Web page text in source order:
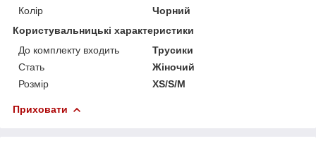
Колір
Чорний
Користувальницькі характеристики
До комплекту входить
Трусики
Стать
Жіночий
Розмір
XS/S/M
Приховати